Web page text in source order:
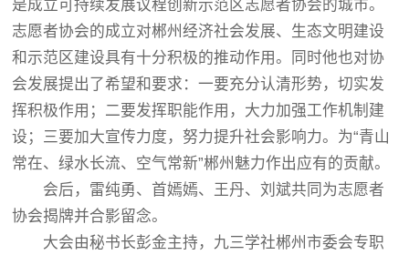
是成立可持续发展议程创新示范区志愿者协会的城市。
志愿者协会的成立对郴州经济社会发展、生态文明建设
和示范区建设具有十分积极的推动作用。同时他也对协
会发展提出了希望和要求：一要充分认清形势，切实发
挥积极作用；二要发挥职能作用，大力加强工作机制建
设；三要加大宣传力度，努力提升社会影响力。为“青山
常在、绿水长流、空气常新”郴州魅力作出应有的贡献。
会后，雷纯勇、首嫣嫣、王丹、刘斌共同为志愿者
协会揭牌并合影留念。
大会由秘书长彭金主持，九三学社郴州市委会专职